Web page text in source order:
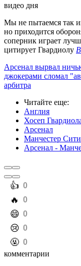
видео дня
Мы не пытаемся так
но приходится
соперник играет
цитирует Гвардиолу
Арсенал вырвал
джокерами сломал
арбитра
Читайте еще:
Англия
Хосеп
Арсенал
Манчестер Сити
Арсенал -
️👍 0
️🔥 0
️😄 0
️😢 0
️🤬 0
комментарии